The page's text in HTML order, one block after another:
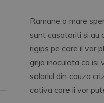
Ramane o mare
sunt casatoriti si au
rigips pe care il vor
grija inoculata ca isi
salariul din cauza
cativa care ii vor